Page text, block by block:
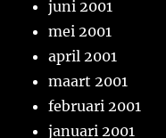
juni 2001
mei 2001
april 2001
maart 2001
februari 2001
januari 2001